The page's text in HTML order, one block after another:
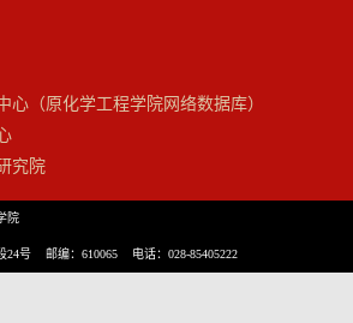
心（原化学工程学院网络数据库）
究院
院
24号 邮编：610065 电话：028-85405222